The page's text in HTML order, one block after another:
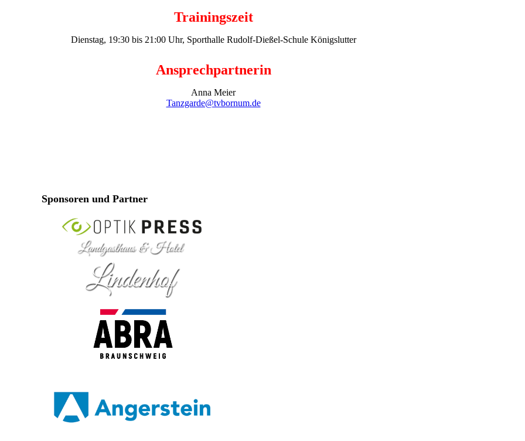
Trainingszeit
Dienstag, 19:30 bis 21:00 Uhr, Sporthalle Rudolf-Dießel-Schule Königslutter
Ansprechpartnerin
Anna Meier
Tanzgarde@tvbornum.de
Sponsoren und Partner